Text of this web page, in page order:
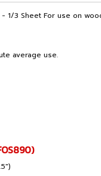
1/3 Sheet For use on
average use.